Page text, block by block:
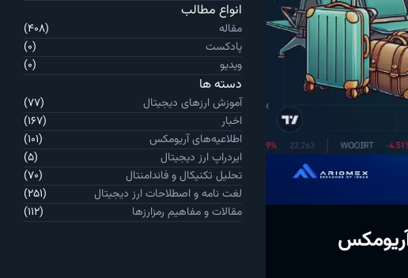
انواع مطالب
مقاله
(408)
پادکست
(0)
ویدیو
(0)
دسته ها
آموزش ارزهای دیجیتال
(77)
اخبار
(167)
اطلاعیه‌های آریومکس
(101)
ایردراپ ارز دیجیتال
(5)
تحلیل تکنیکال و فاندامنتال
(70)
لغت نامه و اصطلاحات ارز دیجیتال
(251)
مقالات و مفاهیم رمزارزها
(112)